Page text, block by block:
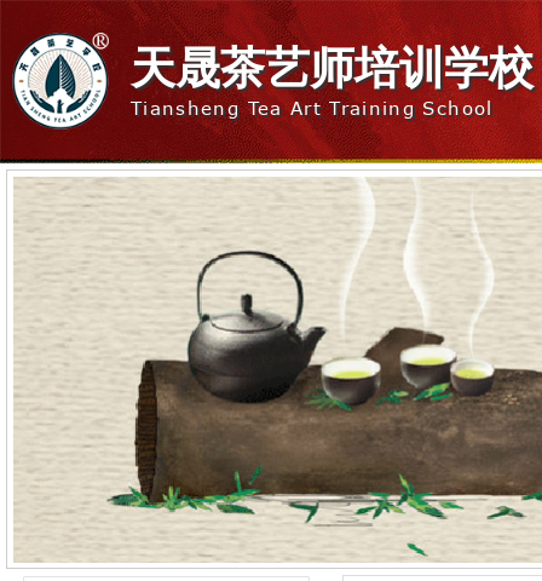
天晟茶艺师培训学校
Tiansheng Tea Art Training School